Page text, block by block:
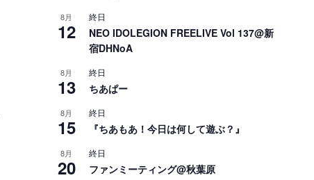
8月
12
終日
NEO IDOLEGION FREELIVE Vol 137@新
宿DHNoA
8月
13
終日
ちあぱー
8月
15
終日
『ちあもあ！今日は何して遊ぶ？』
8月
20
終日
ファンミーティング@秋葉原